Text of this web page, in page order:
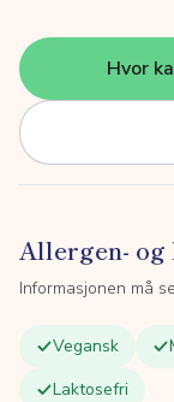
Hvor
Allergen-
Informasjonen må
Vegansk
Laktosefri